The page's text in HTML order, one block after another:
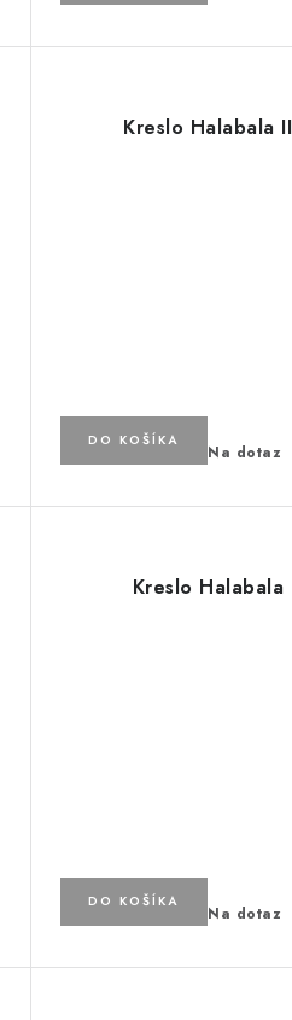
Kreslo Halabala II
Na dotaz
DO KOŠÍKA
Kreslo Halabala
Na dotaz
DO KOŠÍKA